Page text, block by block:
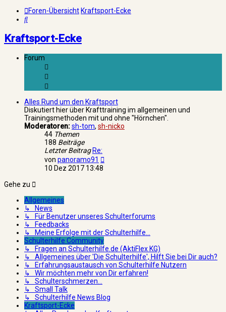
Foren-Übersicht Kraftsport-Ecke
Suche
Kraftsport-Ecke
Forum
Alles Rund um den Kraftsport
Diskutiert hier über Krafttraining im allgemeinen und
Trainingsmethoden mit und ohne "Hörnchen".
Moderatoren:sh-tom, sh-nicko
44 Themen
188 Beiträge
Letzter Beitrag Re:
von panoramo91
10 Dez 2017 13:48
Gehe zu
Allgemeines
↳ News
↳ Für Benutzer unseres Schulterforums
↳ Feedbacks
↳ Meine Erfolge mit der Schulterhilfe...
Schulterhilfe Community
↳ Fragen an Schulterhilfe.de (AktiFlex KG)
↳ Allgemeines über 'Die Schulterhilfe', Hilft Sie bei Dir auch?
↳ Erfahrungsaustausch von Schulterhilfe Nutzern
↳ Wir möchten mehr von Dir erfahren!
↳ Schulterschmerzen...
↳ Small Talk
↳ Schulterhilfe News Blog
Kraftsport-Ecke